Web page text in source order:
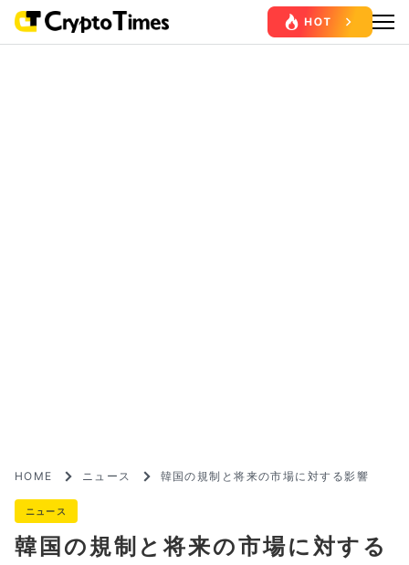
HOME ニュース 韓国の規制と将来の市場に対する影響
ニュース
韓国の規制と将来の市場に対する